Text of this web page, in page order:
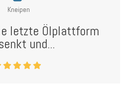
Kneipen
letzte Ölplattform
und...